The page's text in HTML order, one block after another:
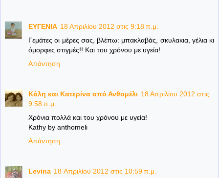
ΕΥΓΕΝΙΑ 18 Απριλίου 2012 στις 9:18 π.μ.
Γεμάτες οι μέρες σας, βλέπω: μπακλαβάς, σκυλακια, γέλια κι
όμορφες στιγμές!! Και του χρόνου με υγεία!
Απάντηση
Κάλη και Κατερίνα από Ανθομέλι 18 Απριλίου 2012 στις
9:58 π.μ.
Χρόνια πολλά και του χρόνου με υγεία!
Kathy by anthomeli
Απάντηση
Levina 18 Απριλίου 2012 στις 10:59 π.μ.